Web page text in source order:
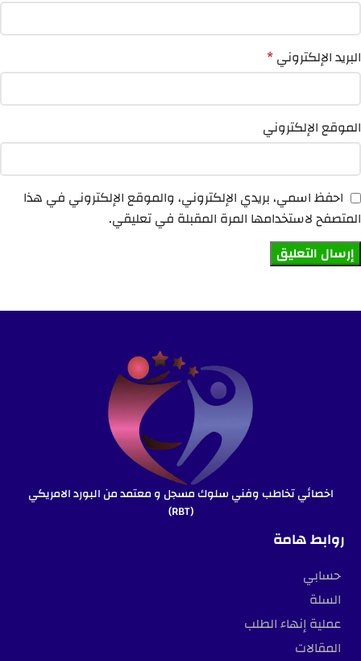
البريد الإلكتروني*
الموقع الإلكتروني
احفظ اسمي، بريدي الإلكتروني، والموقع الإلكتروني في هذا
المتصفح لاستخدامها المرة المقبلة في تعليقي.
اخصائي تخاطب وفني سلوك مسجل و معتمد من البورد الامريكي
(RBT)
روابط هامة
حسابي
السلة
عملية إنهاء الطلب
المقالات